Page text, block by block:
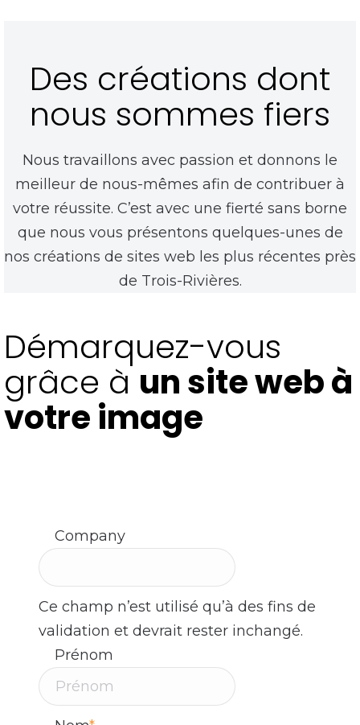
Des créations dont
nous sommes fiers
Nous travaillons avec passion et donnons le
meilleur de nous-mêmes afin de contribuer à
votre réussite. C’est avec une fierté sans borne
que nous vous présentons quelques-unes de
nos créations de sites web les plus récentes près
de Trois-Rivières.
Démarquez-vous
grâce à un site web à
votre image
Company
Ce champ n’est utilisé qu’à des fins de
validation et devrait rester inchangé.
Prénom